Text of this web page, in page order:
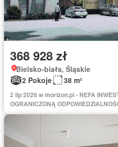
368 928 zł
Bielsko-biała, Śląskie
2 Pokoje
38 m²
2 lip 2026 w morizon.pl - NEFA
OGRANICZONĄ